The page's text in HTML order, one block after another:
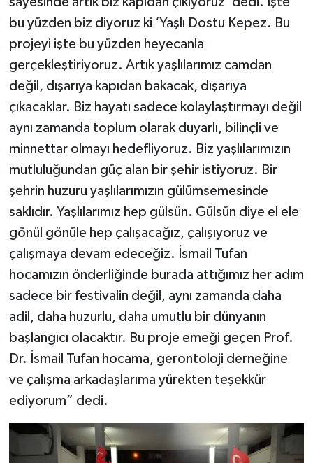
bu yüzden biz diyoruz ki ‘Yaşlı Dostu Kepez. Bu
projeyi işte bu yüzden heyecanla
gerçekleştiriyoruz. Artık yaşlılarımız camdan
değil, dışarıya kapıdan bakacak, dışarıya
çıkacaklar. Biz hayatı sadece kolaylaştırmayı değil
aynı zamanda toplum olarak duyarlı, bilinçli ve
minnettar olmayı hedefliyoruz. Biz yaşlılarımızın
mutluluğundan güç alan bir şehir istiyoruz. Bir
şehrin huzuru yaşlılarımızın gülümsemesinde
saklıdır. Yaşlılarımız hep gülsün. Gülsün diye el ele
gönül gönüle hep çalışacağız, çalışıyoruz ve
çalışmaya devam edeceğiz. İsmail Tufan
hocamızın önderliğinde burada attığımız her adım
sadece bir festivalin değil, aynı zamanda daha
adil, daha huzurlu, daha umutlu bir dünyanın
başlangıcı olacaktır. Bu proje emeği geçen Prof.
Dr. İsmail Tufan hocama, gerontoloji derneğine
ve çalışma arkadaşlarıma yürekten teşekkür
ediyorum” dedi.